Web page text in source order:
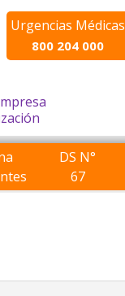
Urgencias Médicas
800 204 000
DS N°
67